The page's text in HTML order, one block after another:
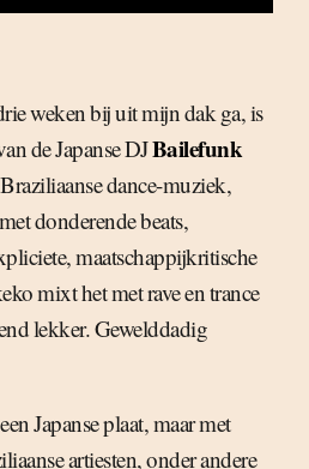
weken bij uit mijn dak ga, is
de Japanse DJBailefunk
dance-muziek,
donderende beats,
maatschappijkritische
mixt het met rave en trance
lekker. Gewelddadig
Japanse plaat, maar met
artiesten, onder andere